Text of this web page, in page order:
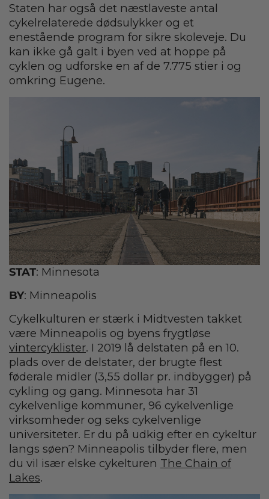
Staten har også det næstlaveste antal
cykelrelaterede dødsulykker og et
enestående program for sikre skoleveje. Du
kan ikke gå galt i byen ved at hoppe på
cyklen og udforske en af de 7.775 stier i og
omkring Eugene.
STAT: Minnesota
BY: Minneapolis
Cykelkulturen er stærk i Midtvesten takket
være Minneapolis og byens frygtløse
vintercyklister. I 2019 lå delstaten på en 10.
plads over de delstater, der brugte flest
føderale midler (3,55 dollar pr. indbygger) på
cykling og gang. Minnesota har 31
cykelvenlige kommuner, 96 cykelvenlige
virksomheder og seks cykelvenlige
universiteter. Er du på udkig efter en cykeltur
langs søen? Minneapolis tilbyder flere, men
du vil især elske cykelturen The Chain of
Lakes.